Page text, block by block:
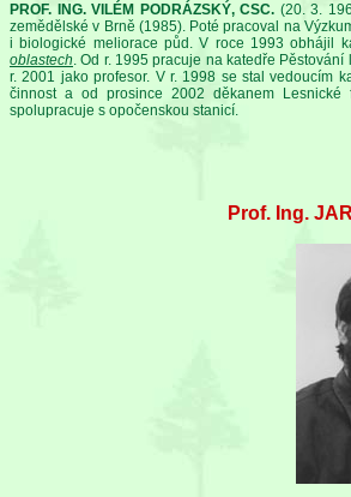
PROF. ING. VILÉM PODRÁZSKÝ, CSC. (20. 3.
zemědělské v Brně (1985). Poté pracoval na
i biologické meliorace půd. V roce 1993 obhájil
oblastech. Od r. 1995 pracuje na katedře
r. 2001 jako profesor. V r. 1998 se stal vedoucím
činnost a od prosince 2002 děkanem
spolupracuje s opočenskou stanicí.
Prof. Ing.